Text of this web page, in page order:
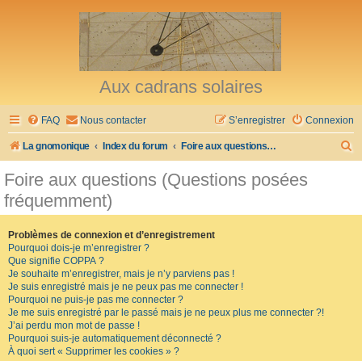
Aux cadrans solaires
FAQ Nous contacter Connexion
S’enregistrer
La gnomonique Index du forum Foire aux questions (Questions posées fréquemment)
Foire aux questions (Questions posées
fréquemment)
Problèmes de connexion et d’enregistrement
Pourquoi dois-je m’enregistrer ?
Que signifie COPPA ?
Je souhaite m’enregistrer, mais je n’y parviens pas !
Je suis enregistré mais je ne peux pas me connecter !
Pourquoi ne puis-je pas me connecter ?
Je me suis enregistré par le passé mais je ne peux plus me connecter ?!
J’ai perdu mon mot de passe !
Pourquoi suis-je automatiquement déconnecté ?
À quoi sert « Supprimer les cookies » ?